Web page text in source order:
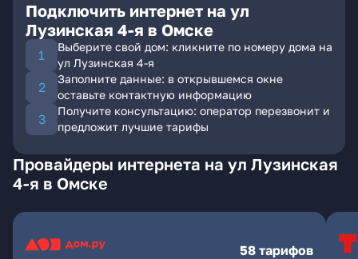
Подключить интернет на ул
Лузинская 4-я в Омске
Выберите свой дом: кликните по номеру дома на
ул Лузинская 4-я
Заполните данные: в открывшемся окне
оставьте контактную информацию
Получите консультацию: оператор перезвонит и
предложит лучшие тарифы
Провайдеры интернета на ул Лузинская
4-я в Омске
58 тарифов